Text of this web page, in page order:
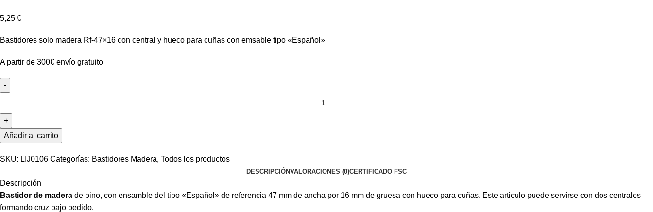
5,25 €
Bastidores solo madera Rf-47×16 con central y hueco para cuñas con emsable tipo «Español»
A partir de 300€ envío gratuito
madera
Rf-
(92x73
cantidad
Añadir al carrito
SKU: LIJ0106 Categorías: Bastidores Madera, Todos los productos
DESCRIPCIÓNVALORACIONES (0)CERTIFICADO FSC
Descripción
Bastidor de madera de pino, con ensamble del tipo «Español» de referencia 47 mm de ancha por 16 mm de gruesa con hueco para cuñas. Este articulo puede servirse con dos centrales
formando cruz bajo pedido.